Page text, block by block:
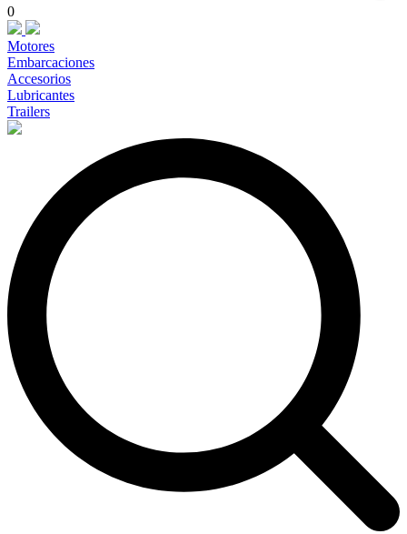
0
Motores
Embarcaciones
Accesorios
Lubricantes
Trailers